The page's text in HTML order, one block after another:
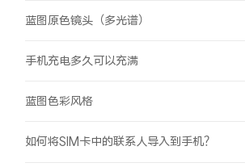
蓝图原色镜头（多光谱）
手机充电多久可以充满
蓝图色彩风格
如何将SIM卡中的联系人导入到手机？